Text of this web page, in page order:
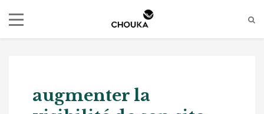
augmenter la